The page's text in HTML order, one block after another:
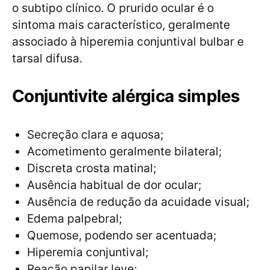
o subtipo clínico. O prurido ocular é o
sintoma mais característico, geralmente
associado à hiperemia conjuntival bulbar e
tarsal difusa.
Conjuntivite alérgica simples
Secreção clara e aquosa;
Acometimento geralmente bilateral;
Discreta crosta matinal;
Ausência habitual de dor ocular;
Ausência de redução da acuidade visual;
Edema palpebral;
Quemose, podendo ser acentuada;
Hiperemia conjuntival;